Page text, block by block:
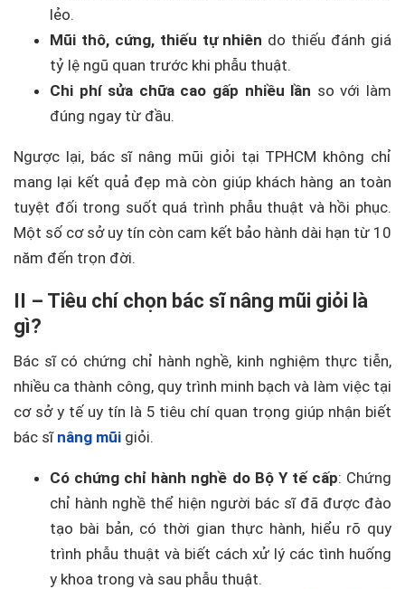
lẻo.
Mũi thô, cứng, thiếu tự nhiên do thiếu đánh giá
tỷ lệ ngũ quan trước khi phẫu thuật.
Chi phí sửa chữa cao gấp nhiều lần so với làm
đúng ngay từ đầu.
Ngược lại, bác sĩ nâng mũi giỏi tại TPHCM không chỉ
mang lại kết quả đẹp mà còn giúp khách hàng an toàn
tuyệt đối trong suốt quá trình phẫu thuật và hồi phục.
Một số cơ sở uy tín còn cam kết bảo hành dài hạn từ 10
năm đến trọn đời.
II – Tiêu chí chọn bác sĩ nâng mũi giỏi là
gì?
Bác sĩ có chứng chỉ hành nghề, kinh nghiệm thực tiễn,
nhiều ca thành công, quy trình minh bạch và làm việc tại
cơ sở y tế uy tín là 5 tiêu chí quan trọng giúp nhận biết
bác sĩ nâng mũi giỏi.
Có chứng chỉ hành nghề do Bộ Y tế cấp: Chứng
chỉ hành nghề thể hiện người bác sĩ đã được đào
tạo bài bản, có thời gian thực hành, hiểu rõ quy
trình phẫu thuật và biết cách xử lý các tình huống
y khoa trong và sau phẫu thuật.